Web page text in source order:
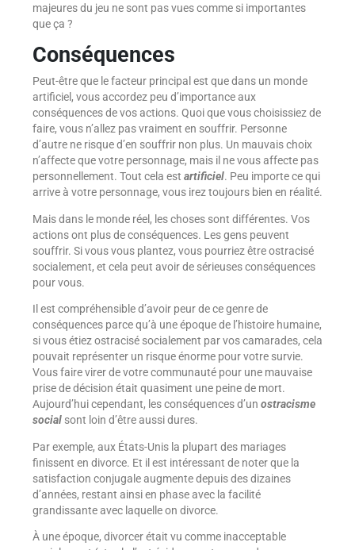
majeures du jeu ne sont pas vues comme si importantes
que ça ?
Conséquences
Peut-être que le facteur principal est que dans un monde
artificiel, vous accordez peu d’importance aux
conséquences de vos actions. Quoi que vous choisissiez de
faire, vous n’allez pas vraiment en souffrir. Personne
d’autre ne risque d’en souffrir non plus. Un mauvais choix
n’affecte que votre personnage, mais il ne vous affecte pas
personnellement. Tout cela est artificiel. Peu importe ce qui
arrive à votre personnage, vous irez toujours bien en réalité.
Mais dans le monde réel, les choses sont différentes. Vos
actions ont plus de conséquences. Les gens peuvent
souffrir. Si vous vous plantez, vous pourriez être ostracisé
socialement, et cela peut avoir de sérieuses conséquences
pour vous.
Il est compréhensible d’avoir peur de ce genre de
conséquences parce qu’à une époque de l’histoire humaine,
si vous étiez ostracisé socialement par vos camarades, cela
pouvait représenter un risque énorme pour votre survie.
Vous faire virer de votre communauté pour une mauvaise
prise de décision était quasiment une peine de mort.
Aujourd’hui cependant, les conséquences d’un ostracisme
socialsont loin d’être aussi dures.
Par exemple, aux États-Unis la plupart des mariages
finissent en divorce. Et il est intéressant de noter que la
satisfaction conjugale augmente depuis des dizaines
d’années, restant ainsi en phase avec la facilité
grandissante avec laquelle on divorce.
À une époque, divorcer était vu comme inacceptable